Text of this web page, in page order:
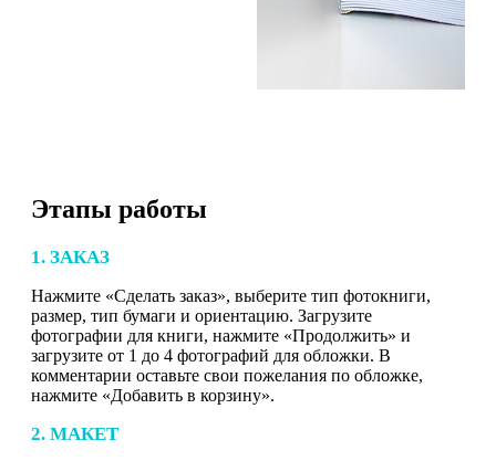
Этапы работы
1. ЗАКАЗ
Нажмите «Сделать заказ», выберите тип фотокниги,
размер, тип бумаги и ориентацию. Загрузите
фотографии для книги, нажмите «Продолжить» и
загрузите от 1 до 4 фотографий для обложки. В
комментарии оставьте свои пожелания по обложке,
нажмите «Добавить в корзину».
2. МАКЕТ